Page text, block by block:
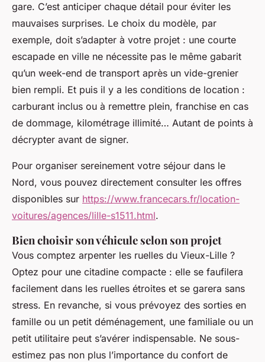
gare. C’est anticiper chaque détail pour éviter les
mauvaises surprises. Le choix du modèle, par
exemple, doit s’adapter à votre projet : une courte
escapade en ville ne nécessite pas le même gabarit
qu’un week-end de transport après un vide-grenier
bien rempli. Et puis il y a les conditions de location :
carburant inclus ou à remettre plein, franchise en cas
de dommage, kilométrage illimité… Autant de points à
décrypter avant de signer.
Pour organiser sereinement votre séjour dans le
Nord, vous pouvez directement consulter les offres
disponibles sur https://www.francecars.fr/location-
voitures/agences/lille-s1511.html.
Bien choisir son véhicule selon son projet
Vous comptez arpenter les ruelles du Vieux-Lille ?
Optez pour une citadine compacte : elle se faufilera
facilement dans les ruelles étroites et se garera sans
stress. En revanche, si vous prévoyez des sorties en
famille ou un petit déménagement, une familiale ou un
petit utilitaire peut s’avérer indispensable. Ne sous-
estimez pas non plus l’importance du confort de